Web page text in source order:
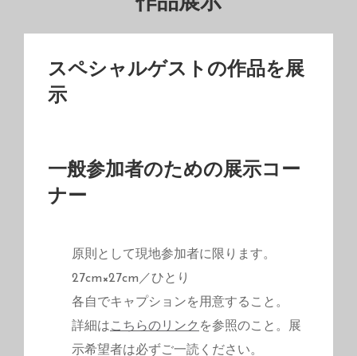
スペシャルゲストの作品を展
示
一般参加者のための展示コー
ナー
原則として現地参加者に限ります。
27cm×27cm／ひとり
各自でキャプションを用意すること。
詳細はこちらのリンク を参照のこと。展
示希望者は必ずご一読ください。